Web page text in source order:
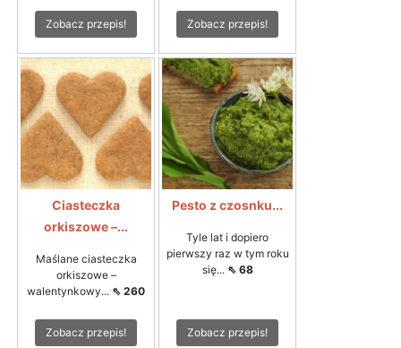
Zobacz przepis! Zobacz przepis!
Ciasteczka
orkiszowe –...
Maślane ciasteczka
orkiszowe –
walentynkowy... ⇖ 260
Zobacz przepis!
Pesto z czosnku...
Tyle lat i dopiero
pierwszy raz w tym roku
się... ⇖ 68
Zobacz przepis!